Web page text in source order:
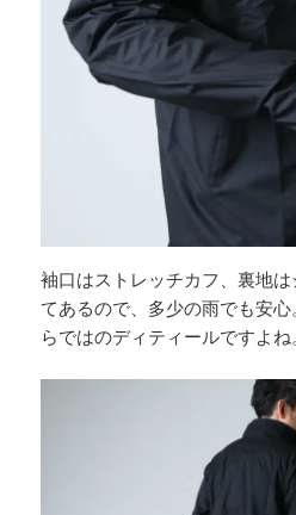
袖口はストレッチカフ、裏地
てあるので、多少の雨でも安
らではのディティールですよね